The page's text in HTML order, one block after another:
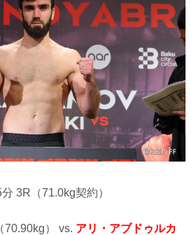
3R（71.0kg契約）
（70.90kg） vs. アリ・アブドゥルカ